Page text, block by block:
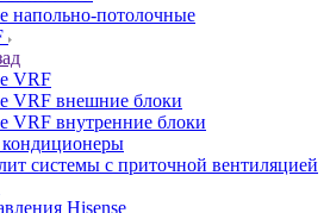
напольно-потолочные
VRF
VRF внешние блоки
VRF внутренние блоки
системы с приточной вентиляцией
Hisense